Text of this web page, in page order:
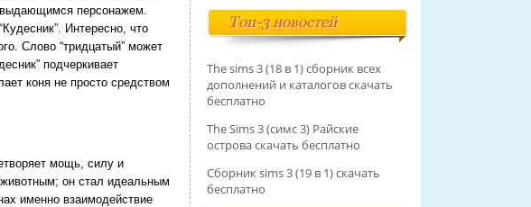
персонажем.
Интересно, что
Слово “тридцатый” может
подчеркивает
коня не просто средством
мощь, силу и
он стал идеальным
именно взаимодействие
Топ-3 новостей
The sims 3 (18 в 1) сборник всех
дополнений и каталогов скачать
бесплатно
The Sims 3 (симс 3) Райские
острова скачать бесплатно
Сборник sims 3 (19 в 1) скачать
бесплатно